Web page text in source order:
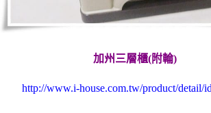
加州三層櫃(附輪)
http://www.i-house.com.tw/product/detail/